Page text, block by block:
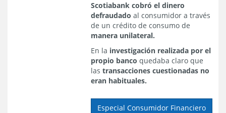
Scotiabank cobró el dinero
defraudado al consumidor a través
de un crédito de consumo de
manera unilateral.
En la investigación realizada por el
propio banco quedaba claro que
las transacciones cuestionadas no
eran habituales.
Especial Consumidor Financiero